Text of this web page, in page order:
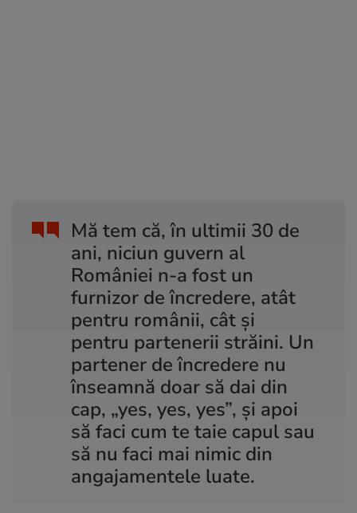
Mă tem că, în ultimii 30 de
ani, niciun guvern al
României n-a fost un
furnizor de încredere, atât
pentru românii, cât și
pentru partenerii străini. Un
partener de încredere nu
înseamnă doar să dai din
cap, „yes, yes, yes”, și apoi
să faci cum te taie capul sau
să nu faci mai nimic din
angajamentele luate.